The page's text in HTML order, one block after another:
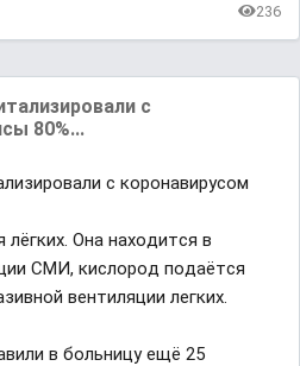
236
c
80%...
c кopoнaвиpуcoм
Oнa нaxoдитcя в
CMИ, киcлopoд пoдaëтcя
вeнтиляции лeгкиx.
в бoльницу eщë 25